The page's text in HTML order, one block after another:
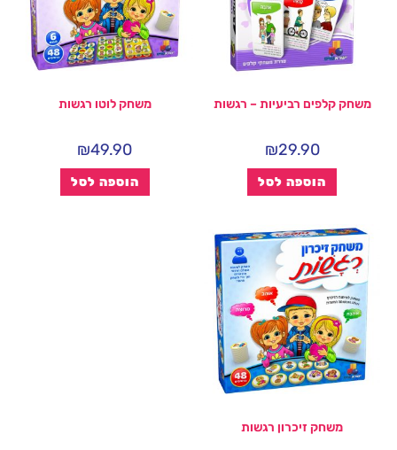
משחק קלפים רביעיות – רגשות
₪29.90
הוספה לסל
משחק לוטו רגשות
₪49.90
הוספה לסל
משחק זיכרון רגשות